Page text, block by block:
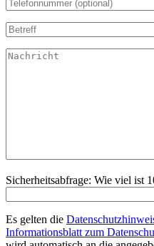
Sicherheitsabfrage: Wie viel ist
Es gelten die
Informationsblatt zum